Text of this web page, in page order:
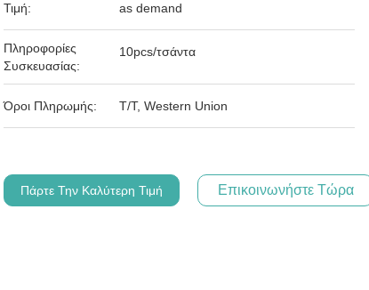
Τιμή: as demand
Πληροφορίες
Συσκευασίας:
10pcs/τσάντα
Όροι Πληρωμής: T/T, Western Union
Πάρτε Την Καλύτερη Τιμή Επικοινωνήστε Τώρα